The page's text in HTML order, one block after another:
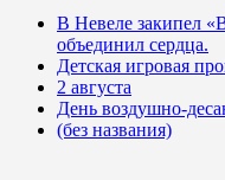
В Невеле закипел
объединил сердца.
Детская игровая
2 августа
День воздушно-
(без названия)